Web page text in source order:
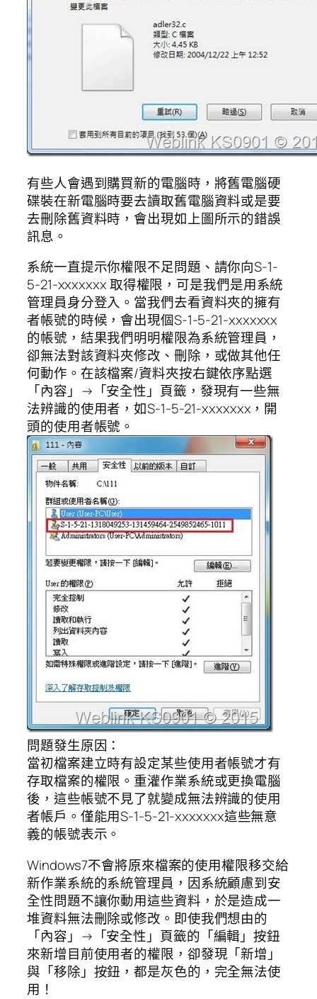
有些人會遇到購買新的電腦時，將舊電腦硬
碟裝在新電腦時要去讀取舊電腦資料或是要
去刪除舊資料時，會出現如上圖所示的錯誤
訊息。
系統一直提示你權限不足問題、請你向S-1-
5-21-xxxxxxx 取得權限，可是我們是用系統
管理員身分登入。當我們去看資料夾的擁有
者帳號的時候，會出現個S-1-5-21-xxxxxxx
的帳號，結果我們明明權限為系統管理員，
卻無法對該資料夾修改、刪除，或做其他任
何動作。在該檔案/資料夾按右鍵依序點選
「內容」→「安全性」頁籤，發現有一些無
法辨識的使用者，如S-1-5-21-xxxxxxx，開
頭的使用者帳號。
問題發生原因：
當初檔案建立時有設定某些使用者帳號才有
存取檔案的權限。重灌作業系統或更換電腦
後，這些帳號不見了就變成無法辨識的使用
者帳戶。僅能用S-1-5-21-xxxxxxx這些無意
義的帳號表示。
Windows7不會將原來檔案的使用權限移交給
新作業系統的系統管理員，因系統顧慮到安
全性問題不讓你動用這些資料，於是造成一
堆資料無法刪除或修改。即使我們想由的
「內容」→「安全性」頁籤的「編輯」按鈕
來新增目前使用者的權限，卻發現「新增」
與「移除」按鈕，都是灰色的，完全無法使
用！